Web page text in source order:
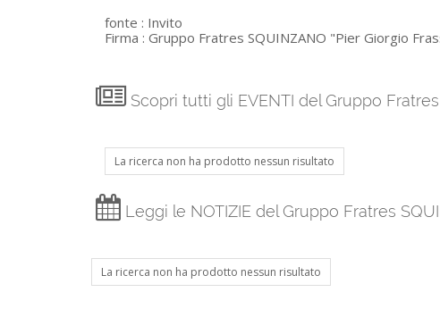
fonte : Invito
Firma : Gruppo Fratres SQUINZANO "Pier Giorgio
Scopri tutti gli EVENTI del Gruppo
La ricerca non ha prodotto nessun risultato
Leggi le NOTIZIE del Gruppo Fratres
La ricerca non ha prodotto nessun risultato